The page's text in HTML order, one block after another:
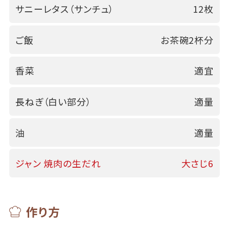
サニーレタス（サンチュ） 12枚
ご飯 お茶碗2杯分
香菜 適宜
長ねぎ（白い部分） 適量
油 適量
ジャン 焼肉の生だれ 大さじ6
作り方